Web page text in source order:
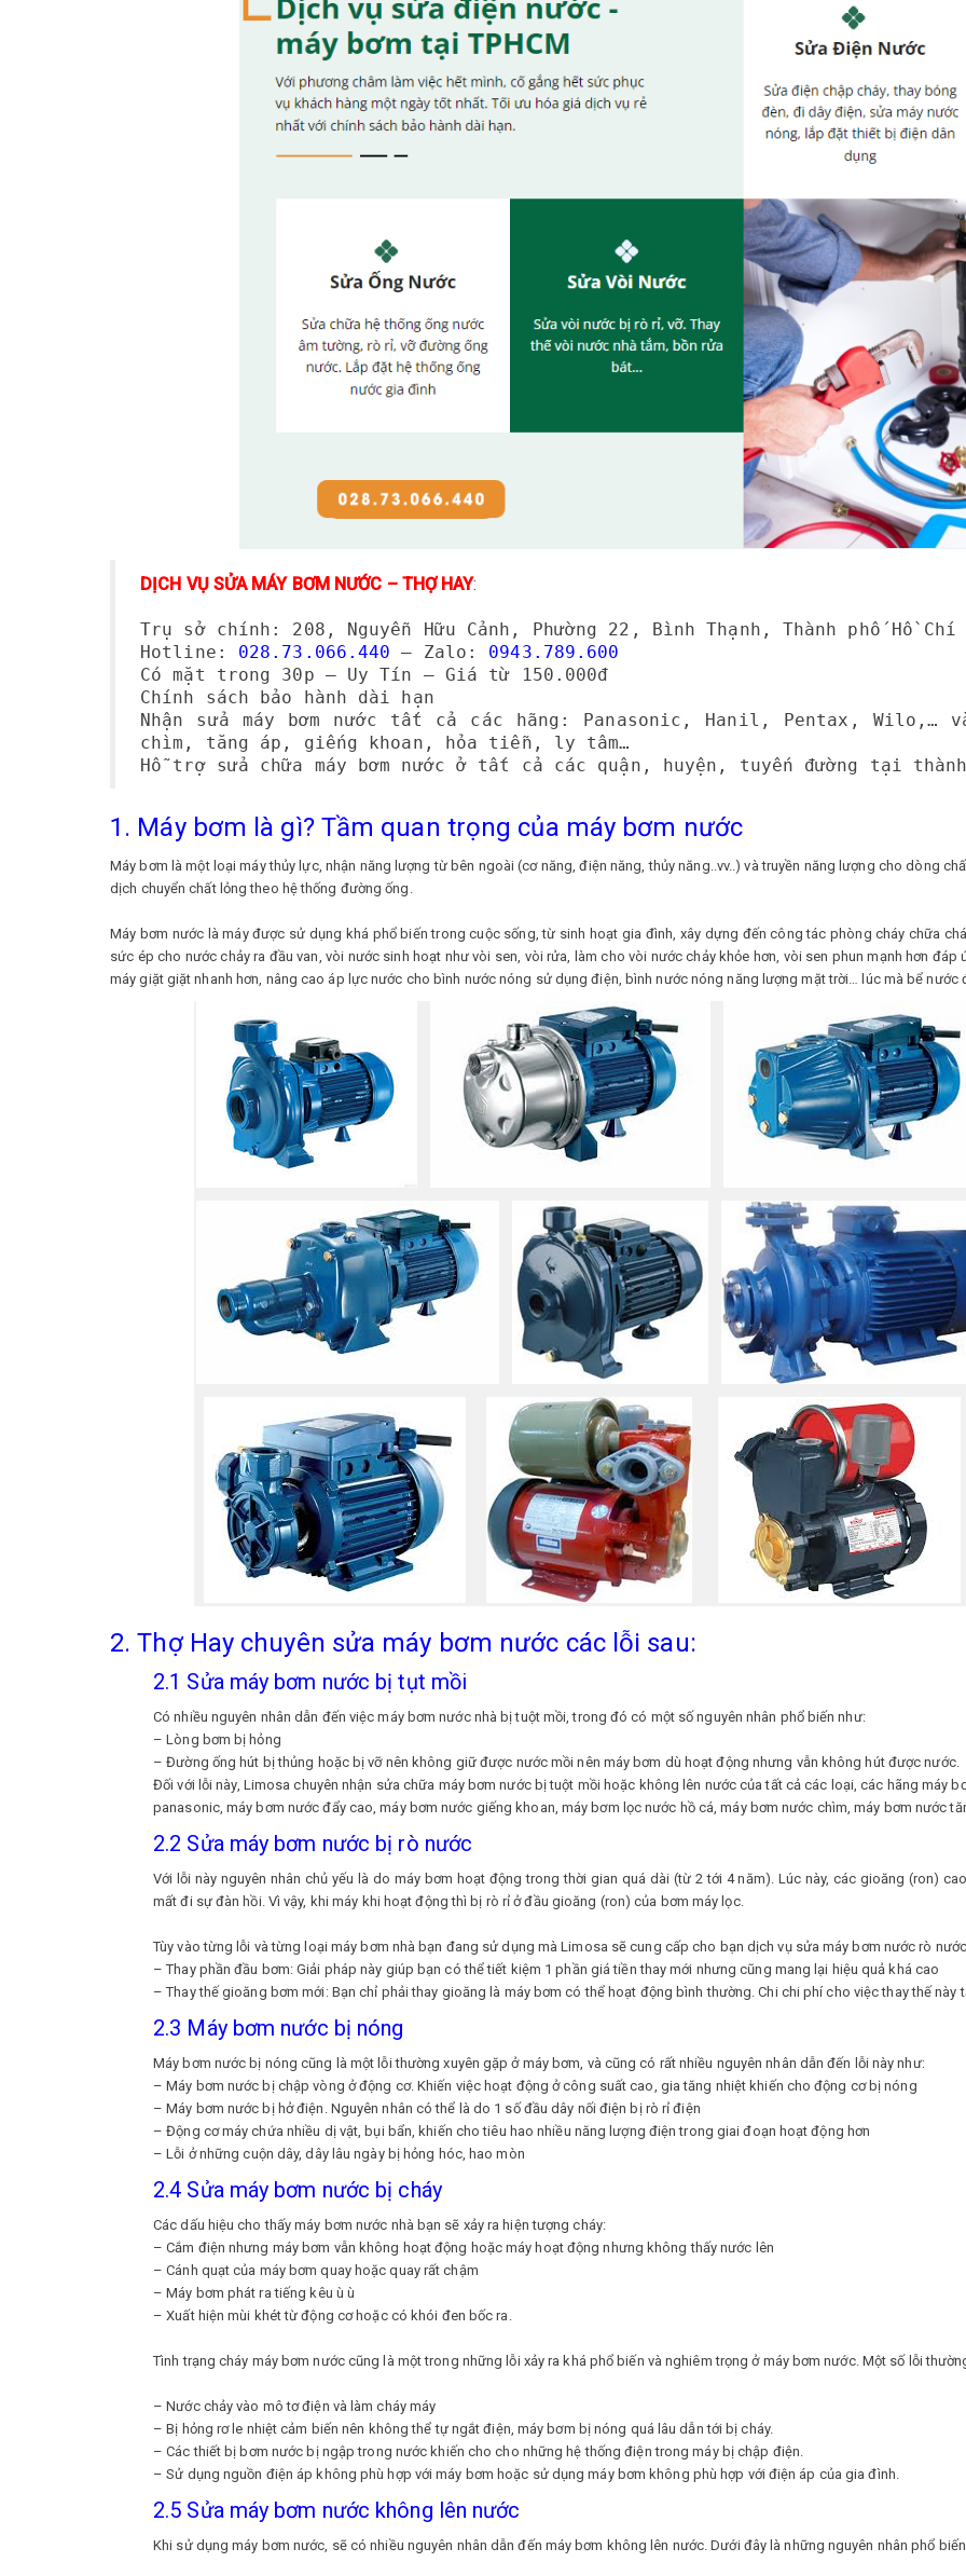
DỊCH VỤ SỬA MÁY BƠM NƯỚC – THỢ HAY:
Trụ sở chính: 208, Nguyễn Hữu Cảnh, Phường 22, Bình Thạnh, Thành phố Hồ Chí
Hotline: 028.73.066.440 – Zalo: 0943.789.600
Có mặt trong 30p – Uy Tín – Giá từ 150.000đ
Chính sách bảo hành dài hạn
Nhận sửa máy bơm nước tất cả các hãng: Panasonic, Hanil, Pentax, Wilo,…
chìm, tăng áp, giếng khoan, hỏa tiễn, ly tâm…
Hỗ trợ sửa chữa máy bơm nước ở tất cả các quận, huyện, tuyến đường tại
1. Máy bơm là gì? Tầm quan trọng của máy bơm nước
Máy bơm là một loại máy thủy lực, nhận năng lượng từ bên ngoài (cơ năng, điện năng, thủy năng..vv..) và truyền năng lượng cho dòng
dịch chuyển chất lỏng theo hệ thống đường ống.
Máy bơm nước là máy được sử dụng khá phổ biến trong cuộc sống, từ sinh hoạt gia đình, xây dựng đến công tác phòng cháy chữa
sức ép cho nước chảy ra đầu van, vòi nước sinh hoạt như vòi sen, vòi rửa, làm cho vòi nước chảy khỏe hơn, vòi sen phun mạnh hơn
máy giặt giặt nhanh hơn, nâng cao áp lực nước cho bình nước nóng sử dụng điện, bình nước nóng năng lượng mặt trời… lúc mà bể
2. Thợ Hay chuyên sửa máy bơm nước các lỗi sau:
2.1 Sửa máy bơm nước bị tụt mồi
Có nhiều nguyên nhân dẫn đến việc máy bơm nước nhà bị tuột mồi, trong đó có một số nguyên nhân phổ biến như:
– Lòng bơm bị hỏng
– Đường ống hút bị thủng hoặc bị vỡ nên không giữ được nước mồi nên máy bơm dù hoạt động nhưng vẫn không hút được nước.
Đối với lỗi này, Limosa chuyên nhận sửa chữa máy bơm nước bị tuột mồi hoặc không lên nước của tất cả các loại, các hãng máy
panasonic, máy bơm nước đẩy cao, máy bơm nước giếng khoan, máy bơm lọc nước hồ cá, máy bơm nước chìm, máy bơm nước
2.2 Sửa máy bơm nước bị rò nước
Với lỗi này nguyên nhân chủ yếu là do máy bơm hoạt động trong thời gian quá dài (từ 2 tới 4 năm). Lúc này, các gioăng (ron)
mất đi sự đàn hồi. Vì vậy, khi máy khi hoạt động thì bị rò rỉ ở đầu gioăng (ron) của bơm máy lọc.
Tùy vào từng lỗi và từng loại máy bơm nhà bạn đang sử dụng mà Limosa sẽ cung cấp cho bạn dịch vụ sửa máy bơm nước rò
– Thay phần đầu bơm: Giải pháp này giúp bạn có thể tiết kiệm 1 phần giá tiền thay mới nhưng cũng mang lại hiệu quả khá cao
– Thay thế gioăng bơm mới: Bạn chỉ phải thay gioăng là máy bơm có thể hoạt động bình thường. Chi chi phí cho việc thay thế này
2.3 Máy bơm nước bị nóng
Máy bơm nước bị nóng cũng là một lỗi thường xuyên gặp ở máy bơm, và cũng có rất nhiều nguyên nhân dẫn đến lỗi này như:
– Máy bơm nước bị chập vòng ở động cơ. Khiến việc hoạt động ở công suất cao, gia tăng nhiệt khiến cho động cơ bị nóng
– Máy bơm nước bị hở điện. Nguyên nhân có thể là do 1 số đầu dây nối điện bị rò rỉ điện
– Động cơ máy chứa nhiều dị vật, bụi bẩn, khiến cho tiêu hao nhiều năng lượng điện trong giai đoạn hoạt động hơn
– Lỗi ở những cuộn dây, dây lâu ngày bị hỏng hóc, hao mòn
2.4 Sửa máy bơm nước bị cháy
Các dấu hiệu cho thấy máy bơm nước nhà bạn sẽ xảy ra hiện tượng cháy:
– Cắm điện nhưng máy bơm vẫn không hoạt động hoặc máy hoạt động nhưng không thấy nước lên
– Cánh quạt của máy bơm quay hoặc quay rất chậm
– Máy bơm phát ra tiếng kêu ù ù
– Xuất hiện mùi khét từ động cơ hoặc có khói đen bốc ra.
Tình trạng cháy máy bơm nước cũng là một trong những lỗi xảy ra khá phổ biến và nghiêm trọng ở máy bơm nước. Một số lỗi
– Nước chảy vào mô tơ điện và làm cháy máy
– Bị hỏng rơ le nhiệt cảm biến nên không thể tự ngắt điện, máy bơm bị nóng quá lâu dẫn tới bị cháy.
– Các thiết bị bơm nước bị ngập trong nước khiến cho cho những hệ thống điện trong máy bị chập điện.
– Sử dụng nguồn điện áp không phù hợp với máy bơm hoặc sử dụng máy bơm không phù hợp với điện áp của gia đình.
2.5 Sửa máy bơm nước không lên nước
Khi sử dụng máy bơm nước, sẽ có nhiều nguyên nhân dẫn đến máy bơm không lên nước. Dưới đây là những nguyên nhân phổ